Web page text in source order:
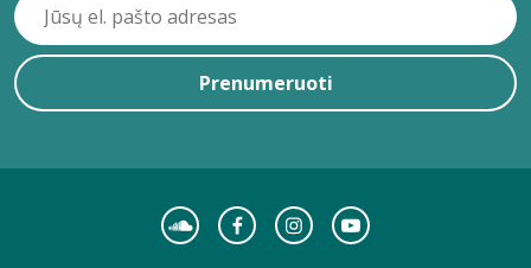
Prenumeruoti